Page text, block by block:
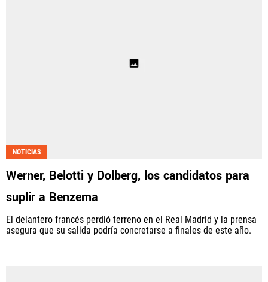
NOTICIAS
Werner, Belotti y Dolberg, los candidatos para
suplir a Benzema
El delantero francés perdió terreno en el Real Madrid y la prensa
asegura que su salida podría concretarse a finales de este año.